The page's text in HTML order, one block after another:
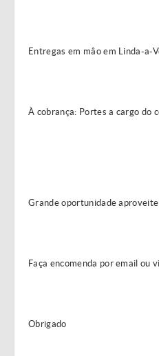
Entregas em mâo em Linda-a-
À cobrança: Portes a cargo do
Grande oportunidade
Faça encomenda por email ou
Obrigado